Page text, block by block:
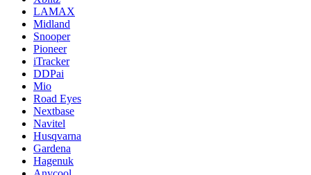
LAMAX
Midland
Snooper
Pioneer
iTracker
DDPai
Mio
Road Eyes
Nextbase
Navitel
Husqvarna
Gardena
Hagenuk